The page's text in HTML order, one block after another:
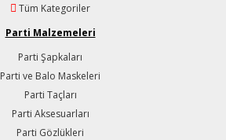
Tüm Kategoriler
Parti Malzemeleri
Parti Şapkaları
Parti ve Balo Maskeleri
Parti Taçları
Parti Aksesuarları
Parti Gözlükleri